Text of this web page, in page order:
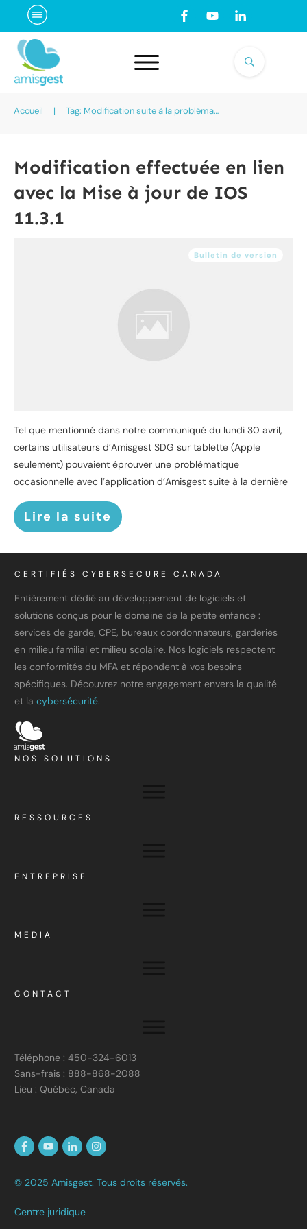
Accueil | Tag: Modification suite à la problématique IOS
Modification effectuée en lien
avec la Mise à jour de IOS
11.3.1
Bulletin de version
Tel que mentionné dans notre communiqué du lundi 30 avril,
certains utilisateurs d’Amisgest SDG sur tablette (Apple
seulement) pouvaient éprouver une problématique
occasionnelle avec l’application d’Amisgest suite à la dernière
Lire la suite
CERTIFIÉS CYBERSECURE CANADA
Entièrement dédié au développement de logiciels et
solutions conçus pour le domaine de la petite enfance :
services de garde, CPE, bureaux coordonnateurs, garderies
en milieu familial et milieu scolaire. Nos logiciels respectent
les conformités du MFA et répondent à vos besoins
spécifiques. Découvrez notre engagement envers la qualité
et la cybersécurité.
NOS SOLUTIONS
RESSOURCES
ENTREPRISE
MEDIA
CONTACT
Téléphone : 450-324-6013
Sans-frais : 888-868-2088
Lieu : Québec, Canada
© 2025 Amisgest. Tous droits réservés.
Centre juridique